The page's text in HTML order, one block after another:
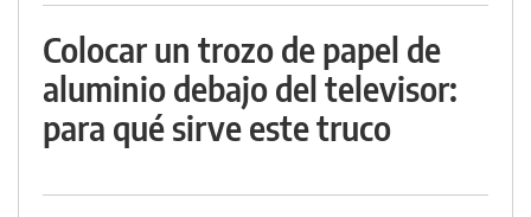
Colocar un trozo de papel de
aluminio debajo del televisor:
para qué sirve este truco